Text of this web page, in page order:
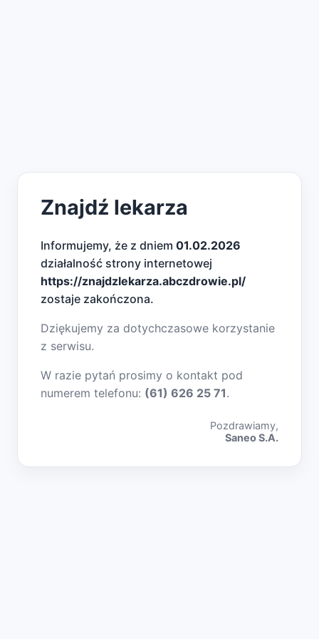
Znajdź lekarza
Informujemy, że z dniem 01.02.2026
działalność strony internetowej
https://znajdzlekarza.abczdrowie.pl/
zostaje zakończona.
Dziękujemy za dotychczasowe korzystanie
z serwisu.
W razie pytań prosimy o kontakt pod
numerem telefonu: (61) 626 25 71.
Pozdrawiamy,
Saneo S.A.